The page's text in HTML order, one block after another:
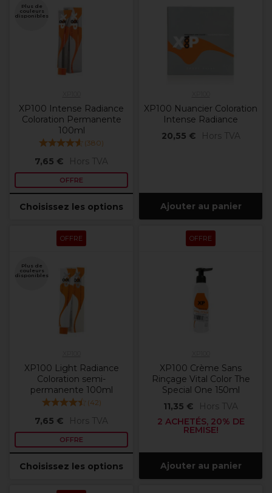
Plus de
couleurs
disponibles
XP100 Intense Radiance
Coloration Permanente
100ml
(380)
7,65 € Hors TVA
OFFRE
Choisissez les options
XP100 Nuancier Coloration
Intense Radiance
20,55 €
Hors TVA
Ajouter au panier
OFFRE
Plus de
couleurs
disponibles
XP100 Light Radiance
Coloration semi-
permanente 100ml
(42)
7,65 € Hors TVA
OFFRE
Choisissez les options
OFFRE
XP100 Crème Sans
Rinçage Vital Color The
Special One 150ml
11,35 €
Hors TVA
2 ACHETÉS, 20% DE
REMISE!
Ajouter au panier